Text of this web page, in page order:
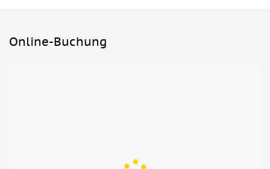
Online-Buchung